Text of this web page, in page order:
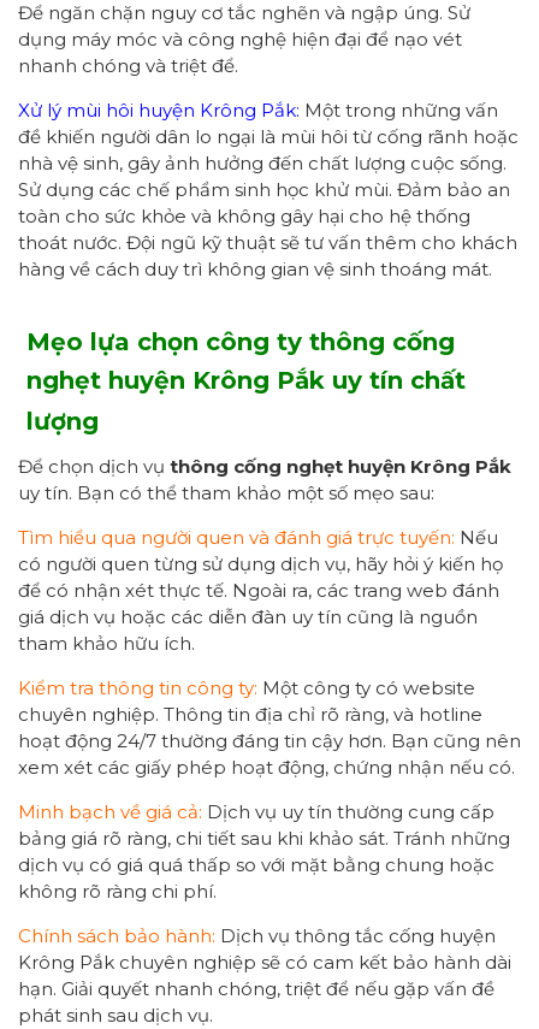
Để ngăn chặn nguy cơ tắc nghẽn và ngập úng. Sử
dụng máy móc và công nghệ hiện đại để nạo vét
nhanh chóng và triệt để.
Xử lý mùi hôi huyện Krông Pắk: Một trong những vấn
đề khiến người dân lo ngại là mùi hôi từ cống rãnh hoặc
nhà vệ sinh, gây ảnh hưởng đến chất lượng cuộc sống.
Sử dụng các chế phẩm sinh học khử mùi. Đảm bảo an
toàn cho sức khỏe và không gây hại cho hệ thống
thoát nước. Đội ngũ kỹ thuật sẽ tư vấn thêm cho khách
hàng về cách duy trì không gian vệ sinh thoáng mát.
Mẹo lựa chọn công ty thông cống
nghẹt huyện Krông Pắk uy tín chất
lượng
Để chọn dịch vụ thông cống nghẹt huyện Krông Pắk
uy tín. Bạn có thể tham khảo một số mẹo sau:
Tìm hiểu qua người quen và đánh giá trực tuyến: Nếu
có người quen từng sử dụng dịch vụ, hãy hỏi ý kiến họ
để có nhận xét thực tế. Ngoài ra, các trang web đánh
giá dịch vụ hoặc các diễn đàn uy tín cũng là nguồn
tham khảo hữu ích.
Kiểm tra thông tin công ty: Một công ty có website
chuyên nghiệp. Thông tin địa chỉ rõ ràng, và hotline
hoạt động 24/7 thường đáng tin cậy hơn. Bạn cũng nên
xem xét các giấy phép hoạt động, chứng nhận nếu có.
Minh bạch về giá cả: Dịch vụ uy tín thường cung cấp
bảng giá rõ ràng, chi tiết sau khi khảo sát. Tránh những
dịch vụ có giá quá thấp so với mặt bằng chung hoặc
không rõ ràng chi phí.
Chính sách bảo hành: Dịch vụ thông tắc cống huyện
Krông Pắk chuyên nghiệp sẽ có cam kết bảo hành dài
hạn. Giải quyết nhanh chóng, triệt để nếu gặp vấn đề
phát sinh sau dịch vụ.